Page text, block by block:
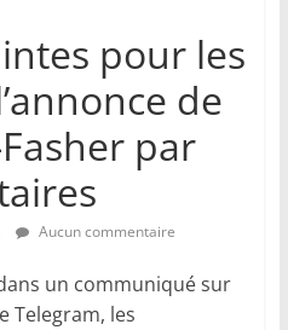
pour les
de
par
Aucun commentaire
un communiqué sur
Telegram, les